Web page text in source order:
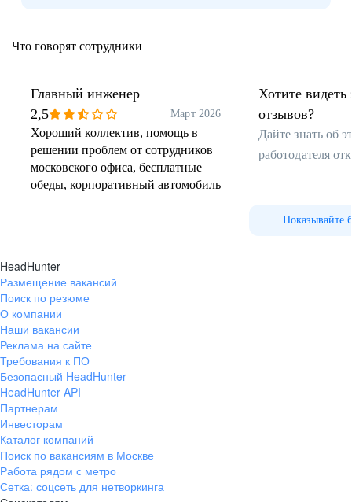
Погружение в сельскохозяйственное производство
управления
Применение передовых агротехнологий
Работа на современной сельскохозяйственной технике
и оборудовании
Эффективное обучение в команде профессионалов
Регионы для прохождения практики
Воронежская область
Липецкая область
Орловская область
Тульская область
Курская область
Начинающим
специалистам
Что говорят сотрудники
Главный инженер
2,5
Март 2026
Хороший коллектив, помощь в
решении проблем от сотрудников
московского офиса, бесплатные
обеды, корпоративный автомобиль
Хотите видеть
отзывов?
Дайте знать об
работодателя
Показывайте
HeadHunter
Размещение вакансий
Поиск по резюме
О компании
Наши вакансии
Реклама на сайте
Требования к ПО
Безопасный HeadHunter
HeadHunter API
Партнерам
Инвесторам
Каталог компаний
Поиск по вакансиям в Москве
Работа рядом с метро
Сетка: соцсеть для нетворкинга